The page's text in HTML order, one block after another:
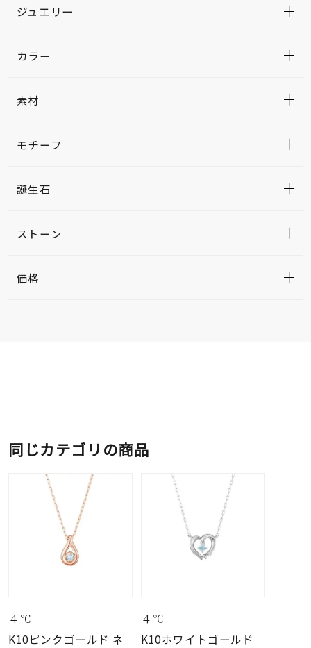
ジュエリー
カラー
素材
モチーフ
誕生石
ストーン
価格
同じカテゴリの商品
４℃
K10ピンクゴールド ネ
４℃
K10ホワイトゴールド